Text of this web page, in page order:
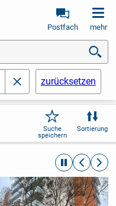
Postfach mehr
schließenzurücksetzen
Suche
speichern
Sortierung
automatische